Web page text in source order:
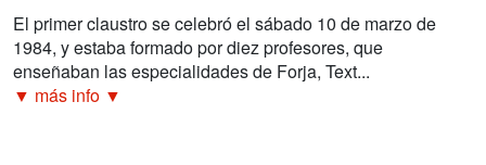
El primer claustro se celebró el sábado 10 de marzo de
1984, y estaba formado por diez profesores, que
enseñaban las especialidades de Forja, Text...
▼ más info ▼